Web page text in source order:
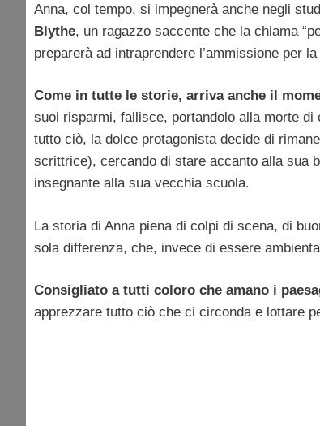
Anna, col tempo, si impegnerà anche negli
Blythe, un ragazzo saccente che la chiama
preparerà ad intraprendere l’ammissione per
Come in tutte le storie, arriva anche il
suoi risparmi, fallisce, portandolo alla morte
tutto ciò, la dolce protagonista decide di
scrittrice), cercando di stare accanto alla sua
insegnante alla sua vecchia scuola.
La storia di Anna piena di colpi di scena, di
sola differenza, che, invece di essere
Consigliato a tutti coloro che amano i
apprezzare tutto ciò che ci circonda e lottare